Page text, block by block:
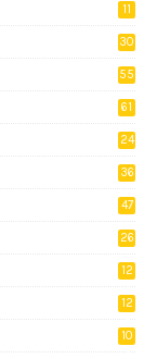
11
30
55
61
24
36
47
26
12
12
10